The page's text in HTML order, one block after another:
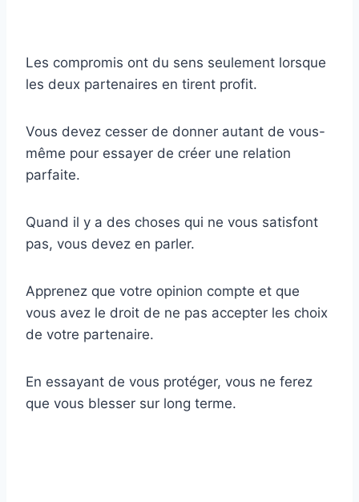
Les compromis ont du sens seulement lorsque
les deux partenaires en tirent profit.
Vous devez cesser de donner autant de vous-
même pour essayer de créer une relation
parfaite.
Quand il y a des choses qui ne vous satisfont
pas, vous devez en parler.
Apprenez que votre opinion compte et que
vous avez le droit de ne pas accepter les choix
de votre partenaire.
En essayant de vous protéger, vous ne ferez
que vous blesser sur long terme.